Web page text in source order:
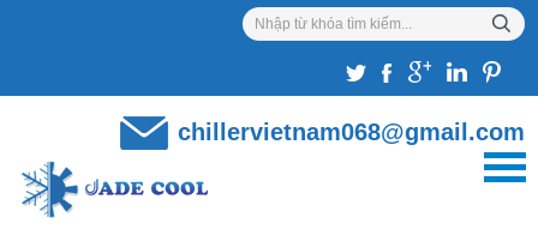
chillervietnam068@gmail.com